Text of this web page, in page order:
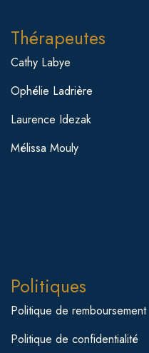
Thérapeutes
Cathy Labye
Ophélie Ladrière
Laurence Idezak
Mélissa Mouly
Politiques
Politique de remboursement
Politique de confidentialité